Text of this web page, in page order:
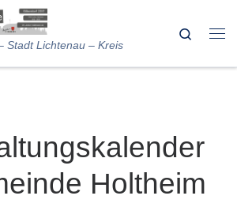
Stadt Lichtenau – Kreis
Search
Holtheim